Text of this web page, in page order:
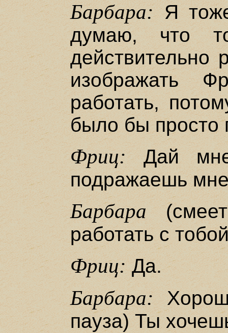
Барбара:Я
думаю, что
действительно
изображать
работать,
было бы просто
Фриц:Дай мне
подражаешь
Барбара
работать с
Фриц:Да.
Барбара:
пауза) Ты